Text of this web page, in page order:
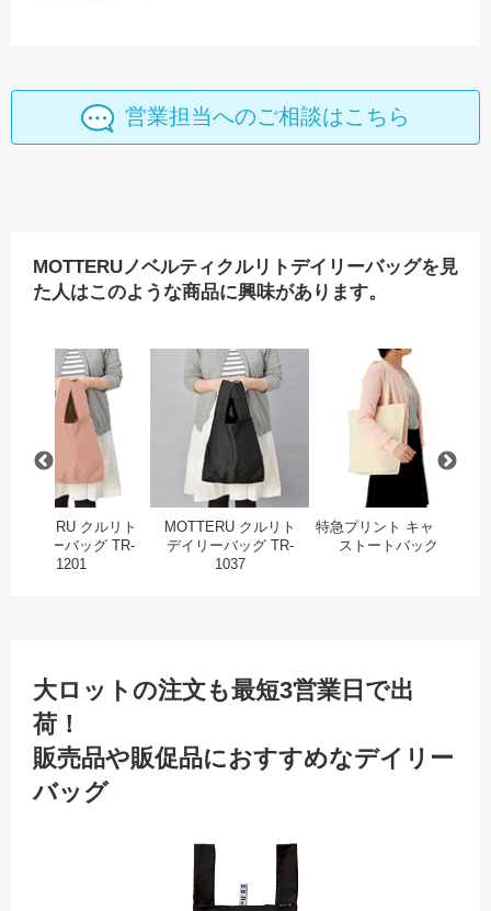
営業担当へのご相談はこちら
MOTTERUノベルティクルリトデイリーバッグを見
た人はこのような商品に興味があります。
ンカチタオルノベルティクルリトデイリーバッグ（再生コットン）
MOTTERU クルリト
デイリーバッグ TR-
1201
MOTTERU クルリト デイリーバッグ TR-1201
MOTTERU クルリト
デイリーバッグ TR-
1037
MOTTERU クルリト デ
特急プリント キャンバ
ストートバッグ
大ロットの注文も最短3営業日で出
荷！
販売品や販促品におすすめなデイリー
バッグ